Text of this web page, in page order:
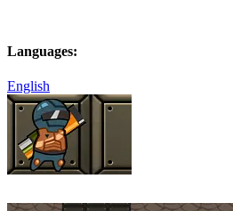
Languages:
English